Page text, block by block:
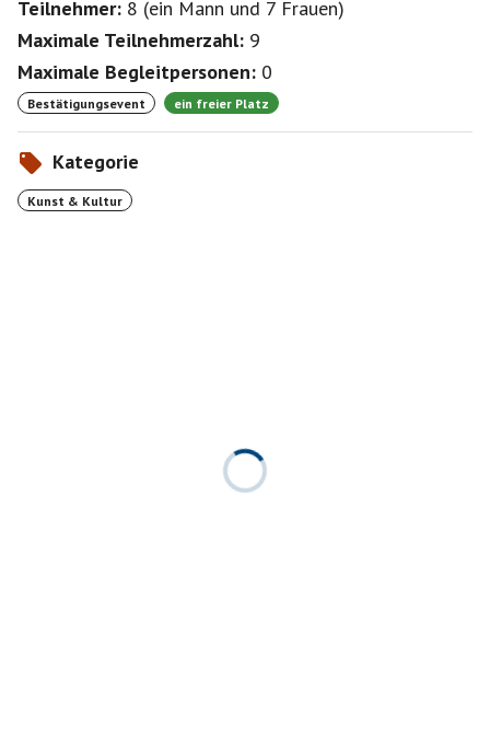
Teilnehmer: 8 (ein Mann und 7 Frauen)
Maximale Teilnehmerzahl: 9
Maximale Begleitpersonen: 0
Bestätigungsevent ein freier Platz
Kategorie
Kunst & Kultur